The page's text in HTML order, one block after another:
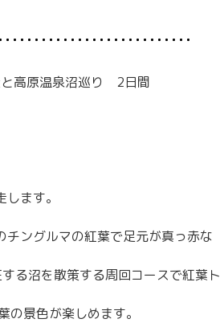
高原温泉沼巡り 2日間
ます。
ングルマの紅葉で足元が真っ赤な
る沼を散策する周回コースで紅葉ト
景色が楽しめます。